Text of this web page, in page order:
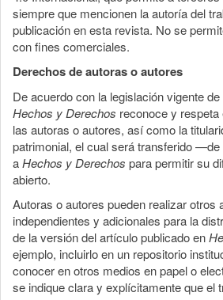
siempre que mencionen la autoría del
publicación en esta revista. No se
con fines comerciales.
Derechos de autoras o autores
De acuerdo con la legislación vigente
Hechos y Derechos reconoce y
las autoras o autores, así como la
patrimonial, el cual será transferido
aHechos y Derechos para permitir su
abierto.
Autoras o autores pueden realizar otros
independientes y adicionales para la
de la versión del artículo publicado en
ejemplo, incluirlo en un repositorio
conocer en otros medios en papel o
se indique clara y explícitamente que el